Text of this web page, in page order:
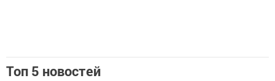
Топ 5 новостей